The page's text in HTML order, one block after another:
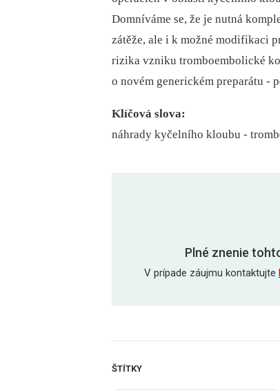
Domníváme se, že je nutná
zátěže, ale i k možné modifikaci
rizika vzniku tromboembolické
o novém generickém preparátu -⁠
Klíčová slova:
náhrady kyčelního kloubu -⁠
Plné znenie
V prípade záujmu kontaktujte
ŠTÍTKY